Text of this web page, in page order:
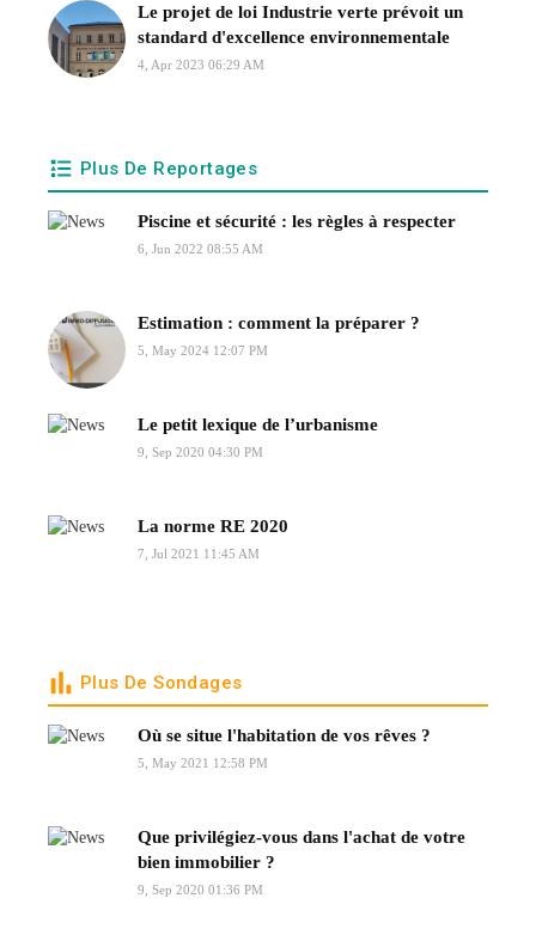
Le projet de loi Industrie verte prévoit un
standard d'excellence environnementale
4, Apr 2023 06:29 AM
Plus De Reportages
Piscine et sécurité : les règles à respecter
6, Jun 2022 08:55 AM
Estimation : comment la préparer ?
5, May 2024 12:07 PM
Le petit lexique de l’urbanisme
9, Sep 2020 04:30 PM
La norme RE 2020
7, Jul 2021 11:45 AM
Plus De Sondages
Où se situe l'habitation de vos rêves ?
5, May 2021 12:58 PM
Que privilégiez-vous dans l'achat de votre
bien immobilier ?
9, Sep 2020 01:36 PM